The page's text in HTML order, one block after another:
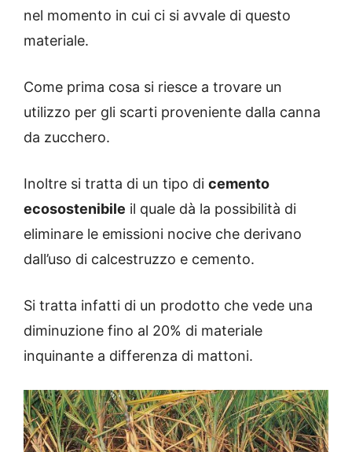
nel momento in cui ci si avvale di questo
materiale.
Come prima cosa si riesce a trovare un
utilizzo per gli scarti proveniente dalla canna
da zucchero.
Inoltre si tratta di un tipo di cemento
ecosostenibile il quale dà la possibilità di
eliminare le emissioni nocive che derivano
dall’uso di calcestruzzo e cemento.
Si tratta infatti di un prodotto che vede una
diminuzione fino al 20% di materiale
inquinante a differenza di mattoni.